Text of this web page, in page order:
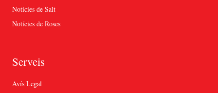
Notícies de Salt
Notícies de Roses
Serveis
Avís Legal